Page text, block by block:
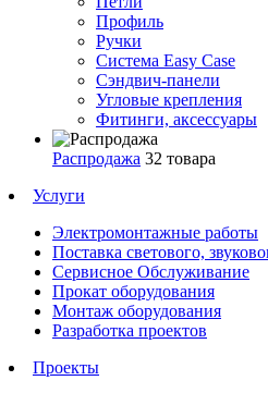
Профиль
Ручки
Система Easy Case
Сэндвич-панели
Угловые крепления
Фитинги, аксессуары
Распродажа 32 товара
Услуги
Электромонтажные работы
Поставка светового,
Сервисное Обслуживание
Прокат оборудования
Монтаж оборудования
Разработка проектов
Проекты